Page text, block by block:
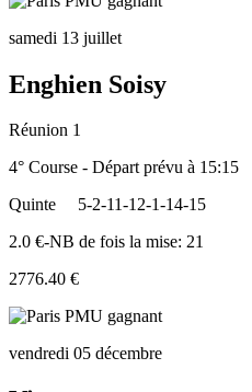
samedi 13 juillet
Enghien Soisy
Réunion 1
4° Course - Départ prévu à 15:15
Quinte
5-2-11-12-1-14-15
2.0 €-NB de fois la mise: 21
2776.40 €
vendredi 05 décembre